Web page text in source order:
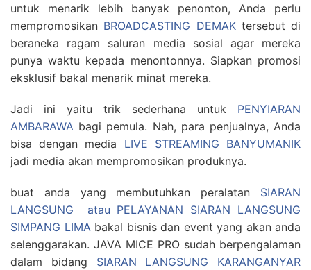
untuk menarik lebih banyak penonton, Anda perlu
mempromosikan BROADCASTING DEMAKtersebut di
beraneka ragam saluran media sosial agar mereka
punya waktu kepada menontonnya. Siapkan promosi
eksklusif bakal menarik minat mereka.
Jadi ini yaitu trik sederhana untuk PENYIARAN
AMBARAWA bagi pemula. Nah, para penjualnya, Anda
bisa dengan media LIVE STREAMING BANYUMANIK
jadi media akan mempromosikan produknya.
buat anda yang membutuhkan peralatan SIARAN
LANGSUNG atau PELAYANAN SIARAN LANGSUNG
SIMPANG LIMAbakal bisnis dan event yang akan anda
selenggarakan. JAVA MICE PRO sudah berpengalaman
dalam bidang SIARAN LANGSUNG KARANGANYAR